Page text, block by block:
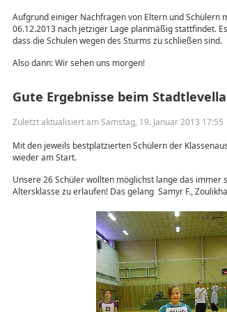
Aufgrund einiger Nachfragen von Eltern und
06.12.2013 nach jetziger Lage planmäßig stattfindet.
dass die Schulen wegen des Sturms zu schließen sind.
Also dann: Wir sehen uns morgen!
Gute Ergebnisse beim
Zuletzt aktualisiert am Samstag, 19. Januar 2013 17:55
Mit den jeweils bestplatzierten Schülern der
wieder am Start.
Unsere 26 Schüler wollten möglichst lange das
Altersklasse zu erlaufen! Das gelang Samyr F.,